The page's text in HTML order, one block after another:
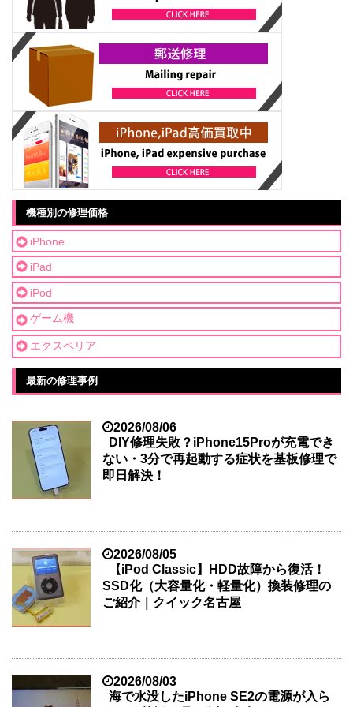
機種別の修理価格
iPhone
iPad
iPod
ゲーム機
エクスペリア
最新の修理事例
2026/08/06
DIY修理失敗？iPhone15Proが充電でき
ない・3分で再起動する症状を基板修理で
即日解決！
2026/08/05
【iPod Classic】HDD故障から復活！
SSD化（大容量化・軽量化）換装修理の
ご紹介｜クイック名古屋
2026/08/03
海で水没したiPhone SE2の電源が入ら